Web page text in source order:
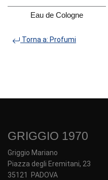
Eau de Cologne
Torna a: Profumi
GRIGGIO 1970
Griggio Mariano
Piazza degli Eremitani, 23
35121 PADOVA